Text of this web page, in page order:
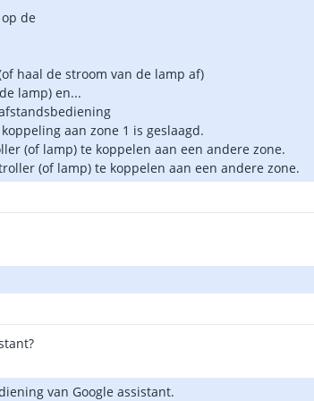
de
haal de stroom van de lamp af)
lamp) en...
aan zone 1 is geslaagd.
(of lamp) te koppelen aan een andere zone.
(of lamp) te koppelen aan een andere zone.
van Google assistant.